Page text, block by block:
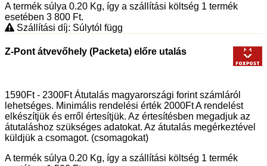
A termék súlya 0.20 Kg, így a szállítási költség 1 termék
esetében 3 800 Ft.
Szállítási díj: Súlytól függ
Z-Pont átvevőhely (Packeta) előre utalás
1590Ft - 2300Ft Átutalás magyarországi forint számláról
lehetséges. Minimális rendelési érték 2000Ft A rendelést
elkészítjük és erről értesítjük. Az értesítésben megadjuk az
átutaláshoz szükséges adatokat. Az átutalás megérkeztével
küldjük a csomagot. (csomagokat)
A termék súlya 0.20 Kg, így a szállítási költség 1 termék